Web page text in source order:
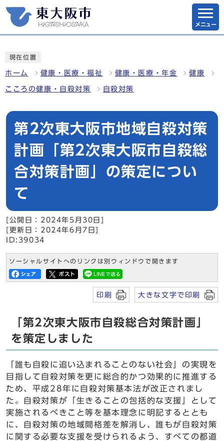
メニュー
現在位置
ホーム 健康・医療・福祉 健康・医療・年金 健康
こころの健康・自殺対策 自殺対策
第2次東大阪市地域自殺対策
計画「第2次東大阪市自殺総
合対策計画」の策定につい
て
[公開日：2024年5月30日]
[更新日：2024年6月7日]
ID:39034
ソーシャルサイトへのリンクは別ウィンドウで開きます
印刷 大きな文字で印刷
「第2次東大阪市自殺総合対策計画」
を策定しました
「誰も自殺に追い込まれることのない社会」の実現を
目指して自殺対策を更に総合的かつ効果的に推進する
ため、平成28年に自殺対策基本法が改正されまし
た。自殺対策が「生きることの包括的な支援」として
実施されるべきこと等を基本理念に明記するととも
に、自殺対策の地域間格差を解消し、誰もが自殺対策
に関する必要な支援を受けられるよう、すべての都道